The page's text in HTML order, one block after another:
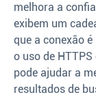
melhora a
exibem um
que a conexão
o uso de
pode ajudar a
resultados de